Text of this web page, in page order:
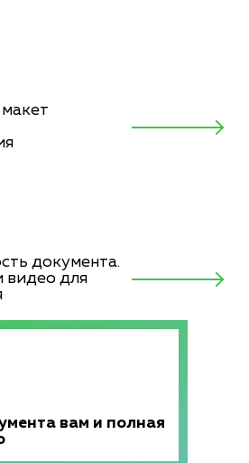
документа.
видео для
вам и полная